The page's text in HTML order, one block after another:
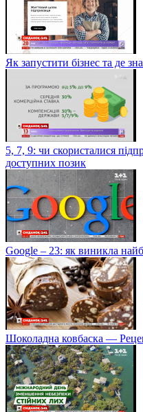
Як запустити бізнес та де
5, 7, 9: чи скористалися
доступних позик
Google – 23: як виникла
Шоколадна ковбаска —